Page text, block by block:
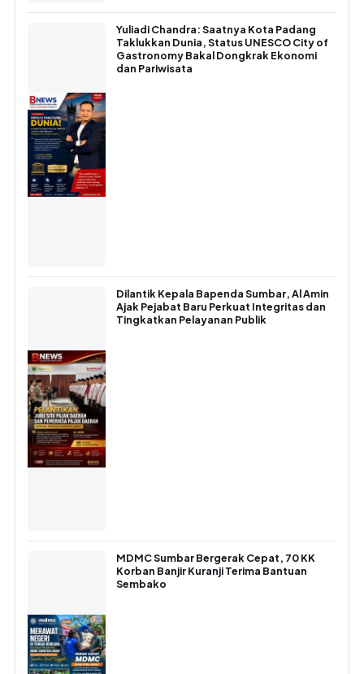
Yuliadi Chandra: Saatnya Kota Padang
Taklukkan Dunia, Status UNESCO City of
Gastronomy Bakal Dongkrak Ekonomi
dan Pariwisata
Dilantik Kepala Bapenda Sumbar, Al Amin
Ajak Pejabat Baru Perkuat Integritas dan
Tingkatkan Pelayanan Publik
MDMC Sumbar Bergerak Cepat, 70 KK
Korban Banjir Kuranji Terima Bantuan
Sembako